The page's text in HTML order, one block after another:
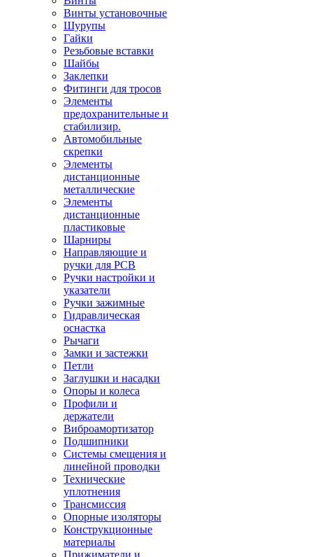
Винты установочные
Шурупы
Гайки
Резьбовые вставки
Шайбы
Заклепки
Фитинги для тросов
Элементы
предохранительные и
стабилизир.
Автомобильные
скрепки
Элементы
дистанционные
металлические
Элементы
дистанционные
пластиковые
Шарниры
Направляющие и
ручки для PCB
Ручки настройки и
указатели
Ручки зажимные
Гидравлическая
оснастка
Рычаги
Замки и застежки
Петли
Заглушки и насадки
Опоры и колеса
Профили и
держатели
Виброамортизатор
Подшипники
Системы смещения и
линейной проводки
Технические
уплотнения
Трансмиссия
Опорные изоляторы
Конструкционные
материалы
Прижиматели и